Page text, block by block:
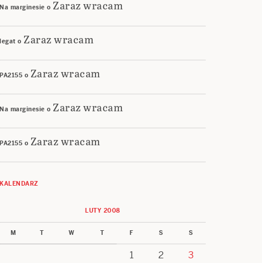
Na marginesie o Zaraz wracam
legat o Zaraz wracam
PA2155 o Zaraz wracam
Na marginesie o Zaraz wracam
PA2155 o Zaraz wracam
KALENDARZ
LUTY 2008
M T W T F S S
1 2
3